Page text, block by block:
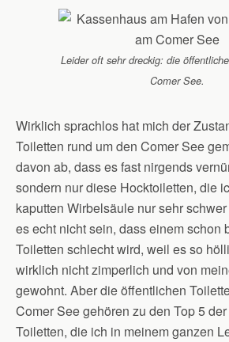
Leider oft sehr dreckig: die
Comer See.
Wirklich sprachlos hat mich der
Toiletten rund um den Comer See
davon ab, dass es fast nirgends
sondern nur diese Hocktoiletten, die
kaputten Wirbelsäule nur sehr
es echt nicht sein, dass einem schon
Toiletten schlecht wird, weil es so
wirklich nicht zimperlich und von
gewohnt. Aber die öffentlichen
Comer See gehören zu den Top 5
Toiletten, die ich in meinem ganzen